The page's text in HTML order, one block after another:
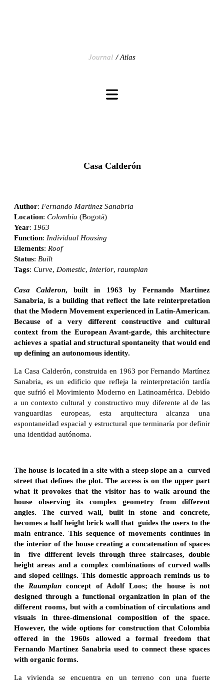
Journal Atlas
Casa Calderón
Author: Fernando Martínez Sanabria
Location: Colombia (Bogotá)
Year: 1963
Function: Individual Housing
Elements: Roof
Status: Built
Tags: Curve, Domestic, Interior, raumplan
Casa Calderon, built in 1963 by Fernando Martinez
Sanabria, is a building that reflect the late reinterpretation
that the Modern Movement experienced in Latin-American.
Because of a very different constructive and cultural
context from the European Avant-garde, this architecture
achieves a spatial and structural spontaneity that would end
up defining an autonomous identity.
La Casa Calderón, construida en 1963 por Fernando Martínez
Sanabria, es un edificio que refleja la reinterpretación tardía
que sufrió el Movimiento Moderno en Latinoamérica. Debido
a un contexto cultural y constructivo muy diferente al de las
vanguardias europeas, esta arquitectura alcanza una
espontaneidad espacial y estructural que terminaría por definir
una identidad autónoma.
The house is located in a site with a steep slope an a curved
street that defines the plot. The access is on the upper part
what it provokes that the visitor has to walk around the
house observing its complex geometry from different
angles. The curved wall, built in stone and concrete,
becomes a half height brick wall that guides the users to the
main entrance. This sequence of movements continues in
the interior of the house creating a concatenation of spaces
in five different levels through three staircases, double
height areas and a complex combinations of curved walls
and sloped ceilings. This domestic approach reminds us to
the Raumplan concept of Adolf Loos; the house is not
designed through a functional organization in plan of the
different rooms, but with a combination of circulations and
visuals in three-dimensional composition of the space.
However, the wide options for construction that Colombia
offered in the 1960s allowed a formal freedom that
Fernando Martinez Sanabria used to connect these spaces
with organic forms.
La vivienda se encuentra en un terreno con una fuerte